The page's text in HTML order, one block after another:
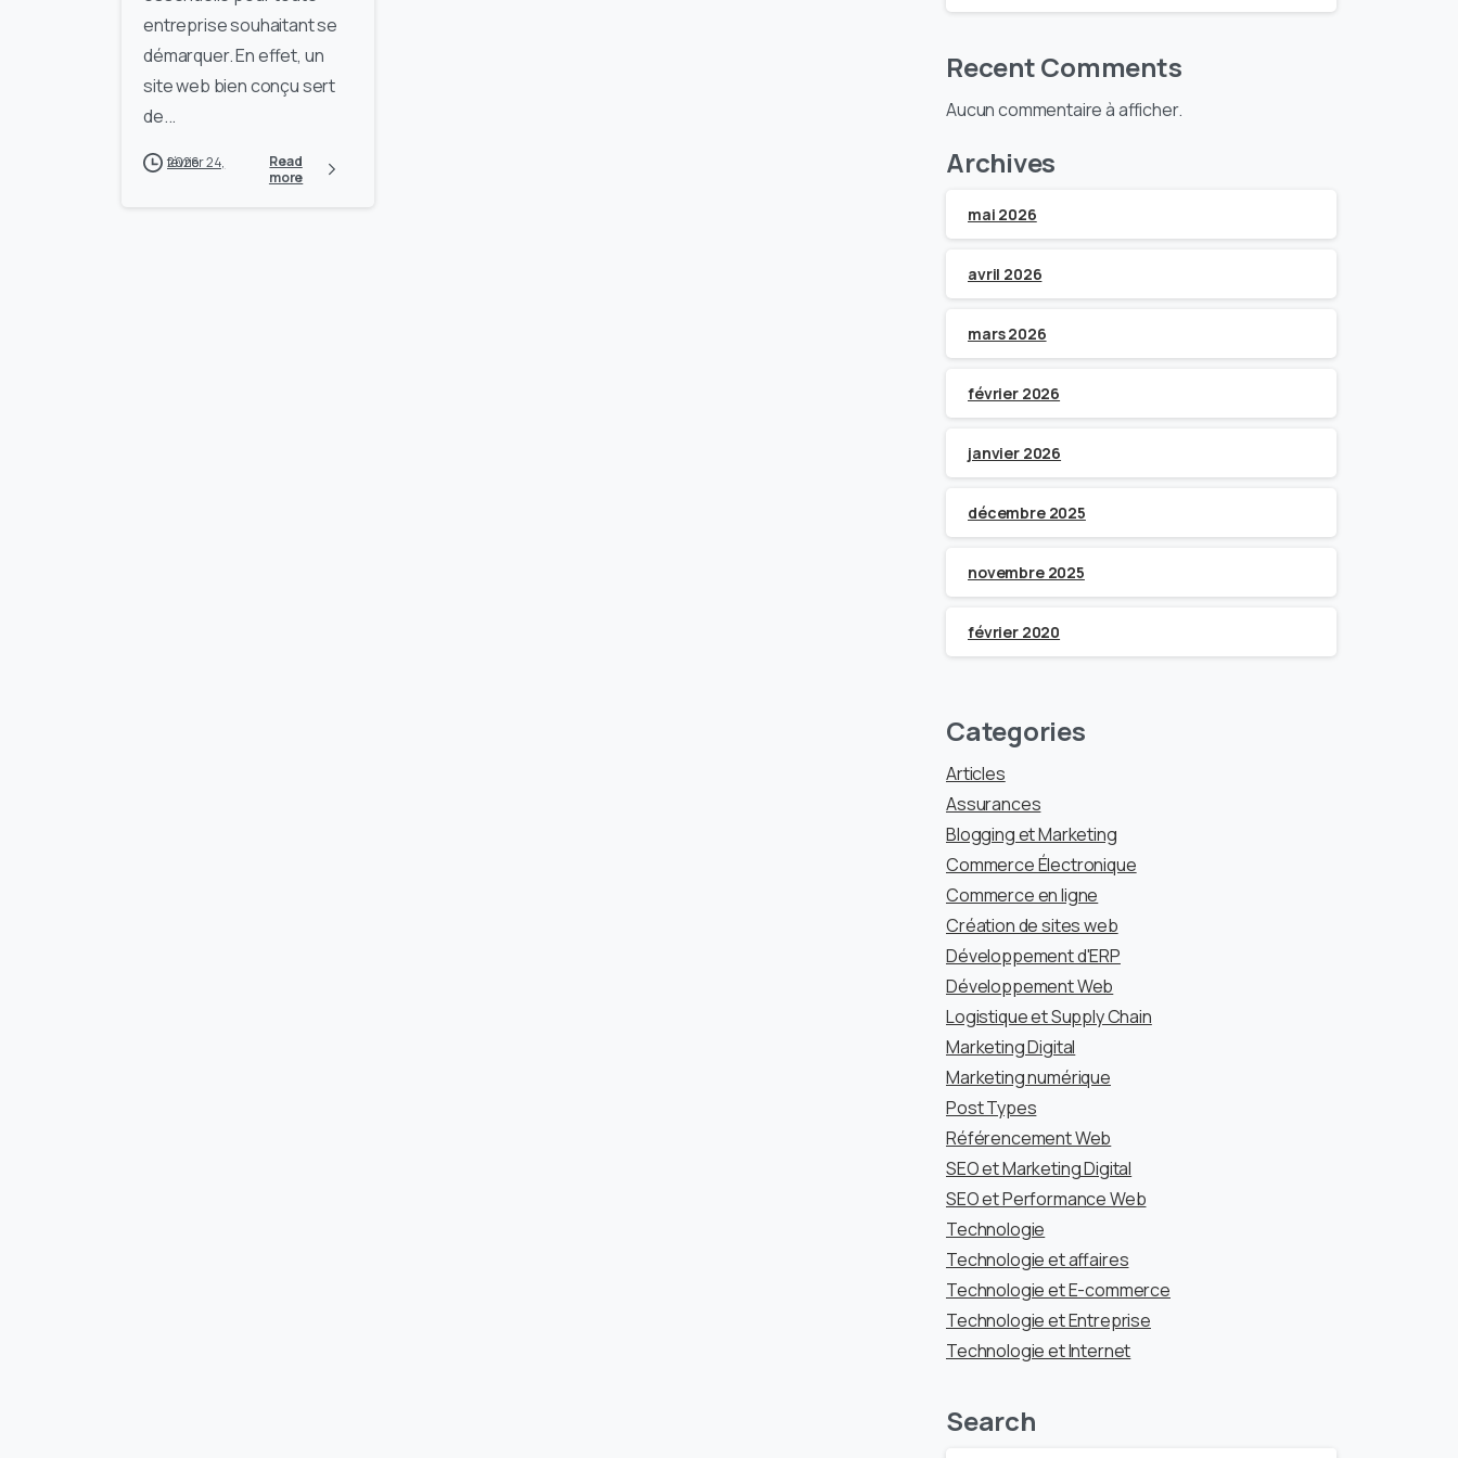
entreprise souhaitant se
démarquer. En effet, un
site web bien conçu sert
de...
février 24, 2026
Read
more
Recent Comments
Aucun commentaire à afficher.
Archives
mai 2026
avril 2026
mars 2026
février 2026
janvier 2026
décembre 2025
novembre 2025
février 2020
Categories
Articles
Assurances
Blogging et Marketing
Commerce Électronique
Commerce en ligne
Création de sites web
Développement d'ERP
Développement Web
Logistique et Supply Chain
Marketing Digital
Marketing numérique
Post Types
Référencement Web
SEO et Marketing Digital
SEO et Performance Web
Technologie
Technologie et affaires
Technologie et E-commerce
Technologie et Entreprise
Technologie et Internet
Search